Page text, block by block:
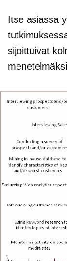
Itse asiassa
sijoittuivat